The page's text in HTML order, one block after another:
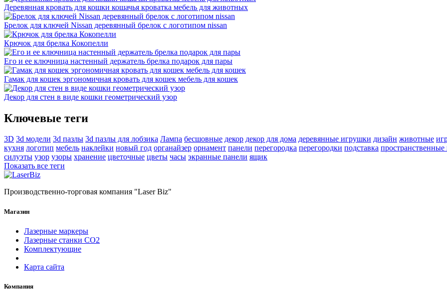
Деревянная кровать для кошки кошачья кроватка мебель для животных
Брелок для ключей Nissan деревянный брелок с логотипом nissan
Крючок для брелка Кокопелли
Его и ее ключница настенный держатель брелка подарок для пары
Гамак для кошек эргономичная кровать для кошек мебель для кошек
Декор для стен в виде кошки геометрический узор
Ключевые теги
3D 3d модели 3d пазлы 3d пазлы для лобзика Лампа бесшовные декор декор для дома деревянные игрушки дизайн животные
кухня логотип мебель наклейки новый год органайзер орнамент панели перегородка перегородки подставка пространственные
силуэты узор узоры хранение цветочные цветы часы экранные панели ящик
Показать все теги
Производственно-торговая компания "Laser Biz"
Магазин
Лазерные маркеры
Лазерные станки СО2
Комплектующие
Карта сайта
Компания